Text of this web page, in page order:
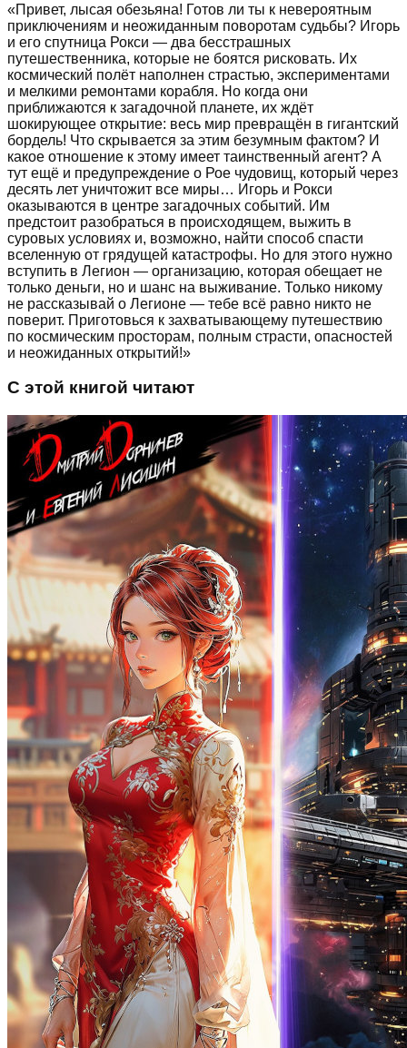
«Привет, лысая обезьяна! Готов ли ты к невероятным
приключениям и неожиданным поворотам судьбы? Игорь
и его спутница Рокси — два бесстрашных
путешественника, которые не боятся рисковать. Их
космический полёт наполнен страстью, экспериментами
и мелкими ремонтами корабля. Но когда они
приближаются к загадочной планете, их ждёт
шокирующее открытие: весь мир превращён в гигантский
бордель! Что скрывается за этим безумным фактом? И
какое отношение к этому имеет таинственный агент? А
тут ещё и предупреждение о Рое чудовищ, который через
десять лет уничтожит все миры… Игорь и Рокси
оказываются в центре загадочных событий. Им
предстоит разобраться в происходящем, выжить в
суровых условиях и, возможно, найти способ спасти
вселенную от грядущей катастрофы. Но для этого нужно
вступить в Легион — организацию, которая обещает не
только деньги, но и шанс на выживание. Только никому
не рассказывай о Легионе — тебе всё равно никто не
поверит. Приготовься к захватывающему путешествию
по космическим просторам, полным страсти, опасностей
и неожиданных открытий!»
С этой книгой читают